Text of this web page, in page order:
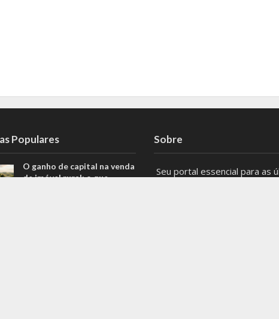
Populares
O ganho de capital na venda
de imóvel rural: o que
Sobre
Seu portal essencial para as